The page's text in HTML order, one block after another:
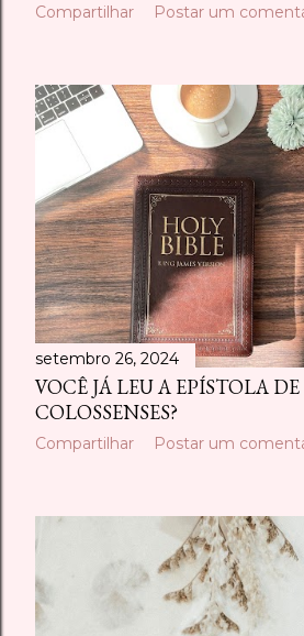
Compartilhar Postar um
setembro 26, 2024
VOCÊ JÁ LEU A EPÍSTOLA
COLOSSENSES?
Compartilhar Postar um